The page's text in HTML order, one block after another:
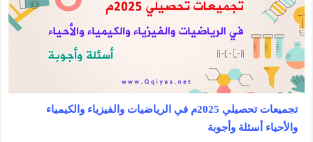
تجميعات تحصيلي 2025م في الرياضيات والفيزياء والكيمياء
والأحياء أسئلة وأجوبة